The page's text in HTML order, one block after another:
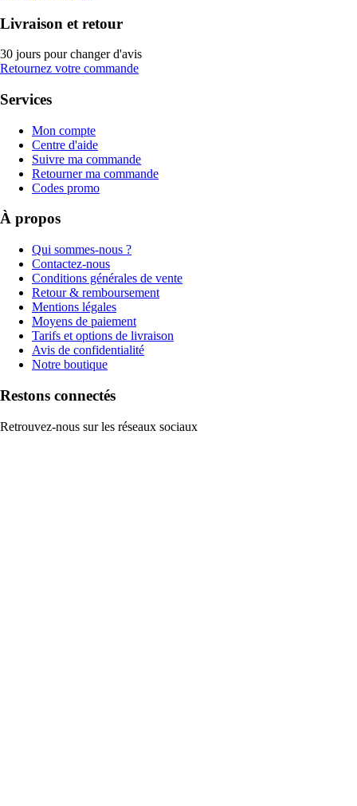
Livraison et retour
30 jours pour changer d'avis
Retournez votre commande
Services
Mon compte
Centre d'aide
Suivre ma commande
Retourner ma commande
Codes promo
À propos
Qui sommes-nous ?
Contactez-nous
Conditions générales de vente
Retour & remboursement
Mentions légales
Moyens de paiement
Tarifs et options de livraison
Avis de confidentialité
Notre boutique
Restons connectés
Retrouvez-nous sur les réseaux sociaux